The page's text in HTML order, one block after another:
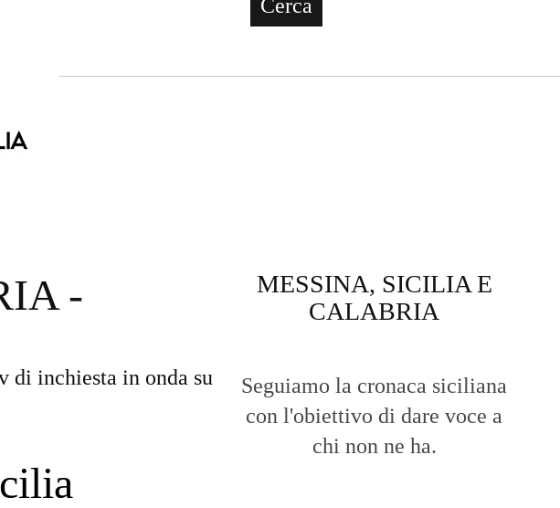
-
di inchiesta in onda su
MESSINA, SICILIA E
CALABRIA
Seguiamo la cronaca siciliana
con l'obiettivo di dare voce a
chi non ne ha.